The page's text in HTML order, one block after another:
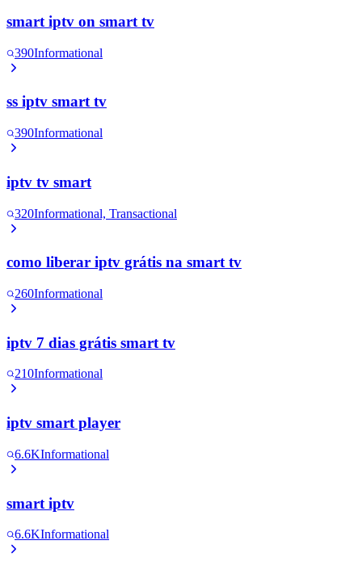
smart iptv on smart tv
390Informational
ss iptv smart tv
390Informational
iptv tv smart
320Informational, Transactional
como liberar iptv grátis na smart tv
260Informational
iptv 7 dias grátis smart tv
210Informational
iptv smart player
6.6KInformational
smart iptv
6.6KInformational